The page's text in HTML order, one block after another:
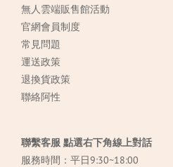
無人雲端販售館活動
官網會員制度
常見問題
運送政策
退換貨政策
聯絡阿性
聯繫客服 點選右下角線上對話
服務時間：平日9:30~18:00